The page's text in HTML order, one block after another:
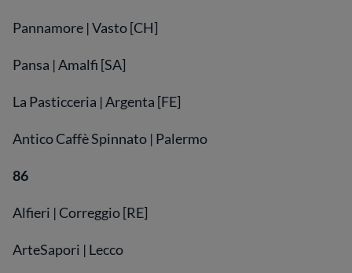
Pannamore | Vasto [CH]
Pansa | Amalfi [SA]
La Pasticceria | Argenta [FE]
Antico Caffè Spinnato | Palermo
86
Alfieri | Correggio [RE]
ArteSapori | Lecco